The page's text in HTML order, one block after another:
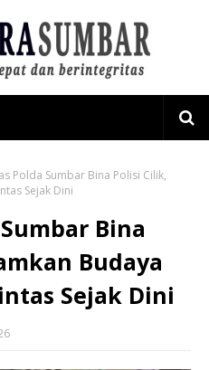
Polda Sumbar Bina Polisi Cilik,
Sejak Dini
Bina
Budaya
Sejak Dini